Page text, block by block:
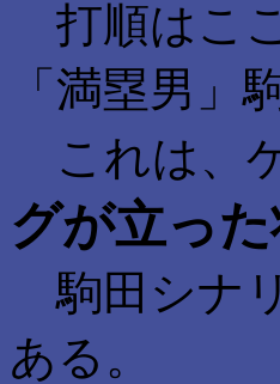
打順はこ
「満塁男」
これは、
グが立っ
駒田シナ
ある。